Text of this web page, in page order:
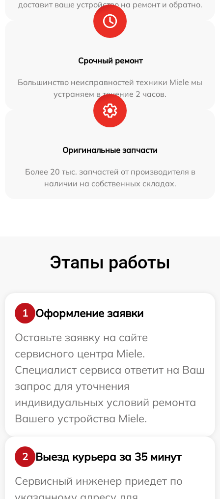
доставит ваше устройство на ремонт и обратно.
Срочный ремонт
Большинство неисправностей техники Miele мы
устраняем в течение 2 часов.
Оригинальные запчасти
Более 20 тыс. запчастей от производителя в
наличии на собственных складах.
Этапы работы
1
Оформление заявки
Оставьте заявку на сайте
сервисного центра Miele.
Специалист сервиса ответит на Ваш
запрос для уточнения
индивидуальных условий ремонта
Вашего устройства Miele.
2
Выезд курьера за 35 минут
Сервисный инженер приедет по